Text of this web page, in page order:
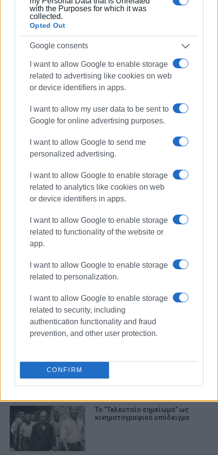
with the Purposes for which it was
collected.
Opted Out
Google consents
I want to allow Google to enable storage
related to advertising like cookies on web
or device identifiers in apps.
I want to allow my user data to be sent to
Google for online advertising purposes.
I want to allow Google to send me
personalized advertising.
I want to allow Google to enable storage
related to analytics like cookies on web
or device identifiers in apps.
I want to allow Google to enable storage
related to functionality of the website or
app.
I want to allow Google to enable storage
related to personalization.
I want to allow Google to enable storage
related to security, including
authentication functionality and fraud
prevention, and other user protection.
CONFIRM
Συνδρομητές στο e-paper
ΜέΡΑ25 Σοφία Σακοράφα
Το “Τελευταίο σημείωμα” ως
κινηματογραφικό υπόδειγμα